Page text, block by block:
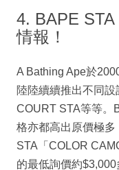
4. BAPE
情報！
A Bathing Ape於
陸陸續續推出不同
COURT STA等等。
格亦都高出原價極
STA「COLOR
的最低詢價約$3,000